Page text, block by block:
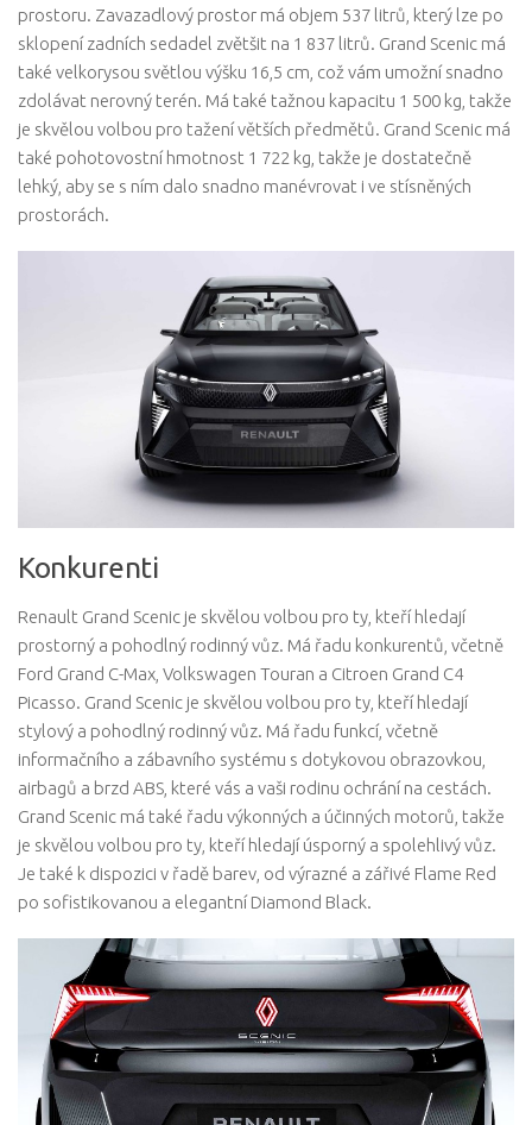
prostoru. Zavazadlový prostor má objem 537 litrů, který lze po
sklopení zadních sedadel zvětšit na 1 837 litrů. Grand Scenic má
také velkorysou světlou výšku 16,5 cm, což vám umožní snadno
zdolávat nerovný terén. Má také tažnou kapacitu 1 500 kg, takže
je skvělou volbou pro tažení větších předmětů. Grand Scenic má
také pohotovostní hmotnost 1 722 kg, takže je dostatečně
lehký, aby se s ním dalo snadno manévrovat i ve stísněných
prostorách.
Konkurenti
Renault Grand Scenic je skvělou volbou pro ty, kteří hledají
prostorný a pohodlný rodinný vůz. Má řadu konkurentů, včetně
Ford Grand C-Max, Volkswagen Touran a Citroen Grand C4
Picasso. Grand Scenic je skvělou volbou pro ty, kteří hledají
stylový a pohodlný rodinný vůz. Má řadu funkcí, včetně
informačního a zábavního systému s dotykovou obrazovkou,
airbagů a brzd ABS, které vás a vaši rodinu ochrání na cestách.
Grand Scenic má také řadu výkonných a účinných motorů, takže
je skvělou volbou pro ty, kteří hledají úsporný a spolehlivý vůz.
Je také k dispozici v řadě barev, od výrazné a zářivé Flame Red
po sofistikovanou a elegantní Diamond Black.